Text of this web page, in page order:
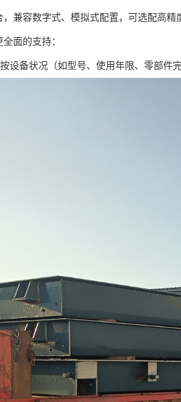
兼容数字式、模拟式配置，可选配高
面的支持：
设备状况（如型号、使用年限、零部件